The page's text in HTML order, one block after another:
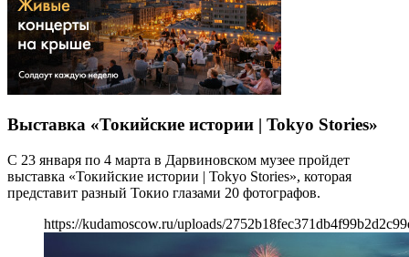
Выставка «Токийские истории | Tokyo Stories»
С 23 января по 4 марта в Дарвиновском музее пройдет
выставка «Токийские истории | Tokyo Stories», которая
представит разный Токио глазами 20 фотографов.
https://kudamoscow.ru/uploads/